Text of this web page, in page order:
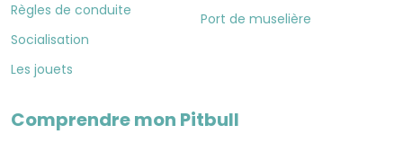
Règles de conduite
Socialisation
Les jouets
Port de muselière
Comprendre mon Pitbull